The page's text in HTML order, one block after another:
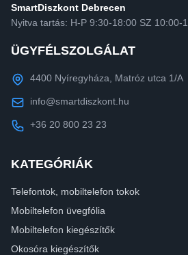
SmartDiszkont Debrecen
Nyitva tartás: H-P 9:30-18:00 SZ 10:00-
ÜGYFÉLSZOLGÁLAT
4400 Nyíregyháza, Matróz utca 1/A
info@smartdiszkont.hu
+36 20 800 23 23
KATEGÓRIÁK
Telefontok, mobiltelefon tokok
Mobiltelefon üvegfólia
Mobiltelefon kiegészítők
Okosóra kiegészítők